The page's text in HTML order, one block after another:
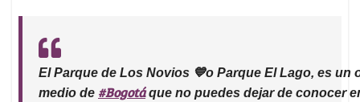
El Parque de Los Novios 💙o Parque El Lago, es un
medio de #Bogotáque no puedes dejar de conocer